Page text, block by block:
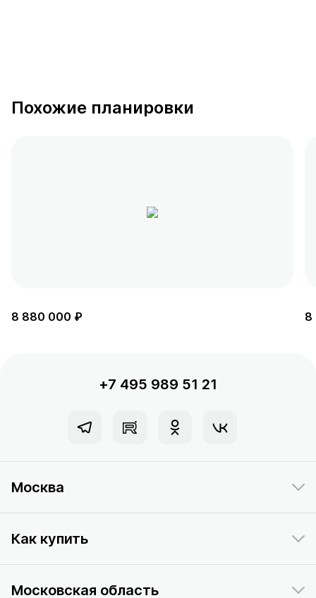
Похожие планировки
8 880 000 ₽ 8
+7 495 989 51 21
Москва
Как купить
Московская область